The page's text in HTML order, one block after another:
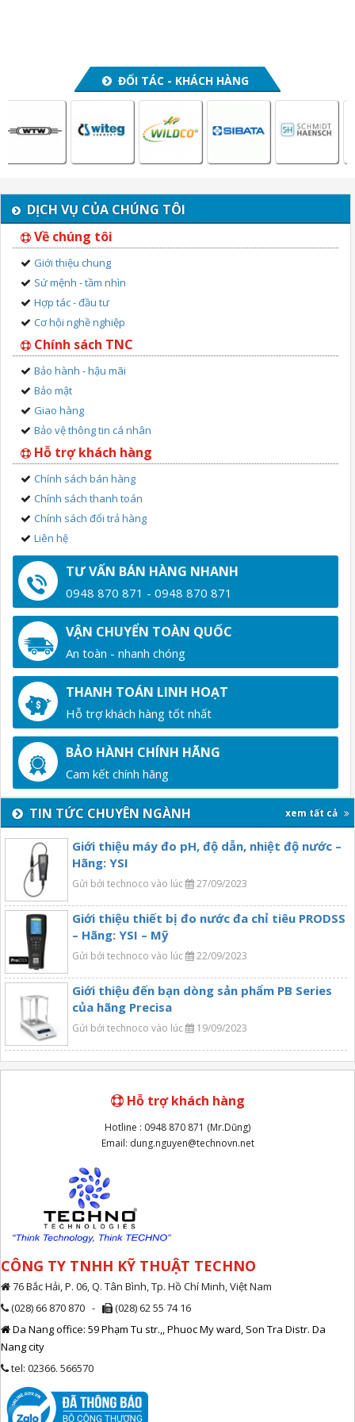
ĐỐI TÁC - KHÁCH HÀNG
DỊCH VỤ CỦA CHÚNG TÔI
Về chúng tôi
Giới thiệu chung
Sứ mệnh - tầm nhìn
Hợp tác - đầu tư
Cơ hội nghề nghiệp
Chính sách TNC
Bảo hành - hậu mãi
Bảo mật
Giao hàng
Bảo vệ thông tin cá nhân
Hỗ trợ khách hàng
Chính sách bán hàng
Chính sách thanh toán
Chính sách đổi trả hàng
Liên hệ
TƯ VẤN BÁN HÀNG NHANH
0948 870 871 - 0948 870 871
VẬN CHUYỂN TOÀN QUỐC
An toàn - nhanh chóng
THANH TOÁN LINH HOẠT
Hỗ trợ khách hàng tốt nhất
BẢO HÀNH CHÍNH HÃNG
Cam kết chính hãng
TIN TỨC CHUYÊN NGÀNH xem tất cả
Giới thiệu máy đo pH, độ dẫn, nhiệt độ nước –
Hãng: YSI
Gửi bởi technoco vào lúc 27/09/2023
Giới thiệu thiết bị đo nước đa chỉ tiêu PRODSS
– Hãng: YSI – Mỹ
Gửi bởi technoco vào lúc 22/09/2023
Giới thiệu đến bạn dòng sản phẩm PB Series
của hãng Precisa
Gửi bởi technoco vào lúc 19/09/2023
Hỗ trợ khách hàng
Hotline : 0948 870 871 (Mr.Dũng)
Email: dung.nguyen@technovn.net
CÔNG TY TNHH KỸ THUẬT TECHNO
76 Bắc Hải, P. 06, Q. Tân Bình, Tp. Hồ Chí Minh, Việt Nam
(028) 66 870 870 -
(028) 62 55 74 16
Da Nang office: 59 Phạm Tu str.,, Phuoc My ward, Son Tra Distr. Da
Nang city
tel: 02366. 566570